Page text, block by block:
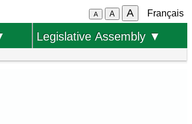
A A A Français
Legislative Assembly ▼